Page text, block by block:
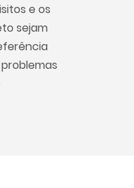
e os
sejam